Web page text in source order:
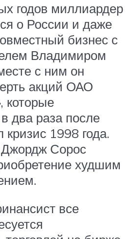
годов миллиардер
о России и даже
бизнес с
Владимиром
с ним он
акций ОАО
которые
два раза после
кризис 1998 года.
Сорос
худшим
все